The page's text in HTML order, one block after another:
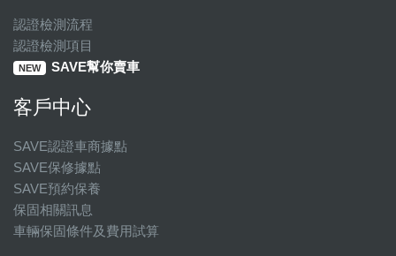
認證檢測流程
認證檢測項目
NEW SAVE幫你賣車
客戶中心
SAVE認證車商據點
SAVE保修據點
SAVE預約保養
保固相關訊息
車輛保固條件及費用試算